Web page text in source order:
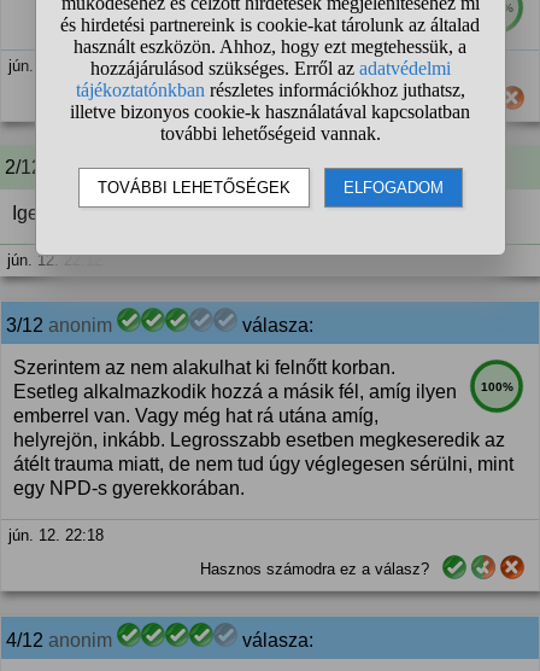
100%
jún. 12. 21:58
Hasznos számodra ez a válasz?
2/12 A kérdező kommentje:
Igen
jún. 12. 22:12
3/12 anonim válasza:
100%
Szerintem az nem alakulhat ki felnőtt korban.
Esetleg alkalmazkodik hozzá a másik fél, amíg ilyen
emberrel van. Vagy még hat rá utána amíg,
helyrejön, inkább. Legrosszabb esetben megkeseredik az
átélt trauma miatt, de nem tud úgy véglegesen sérülni, mint
egy NPD-s gyerekkorában.
jún. 12. 22:18
Hasznos számodra ez a válasz?
4/12 anonim válasza: